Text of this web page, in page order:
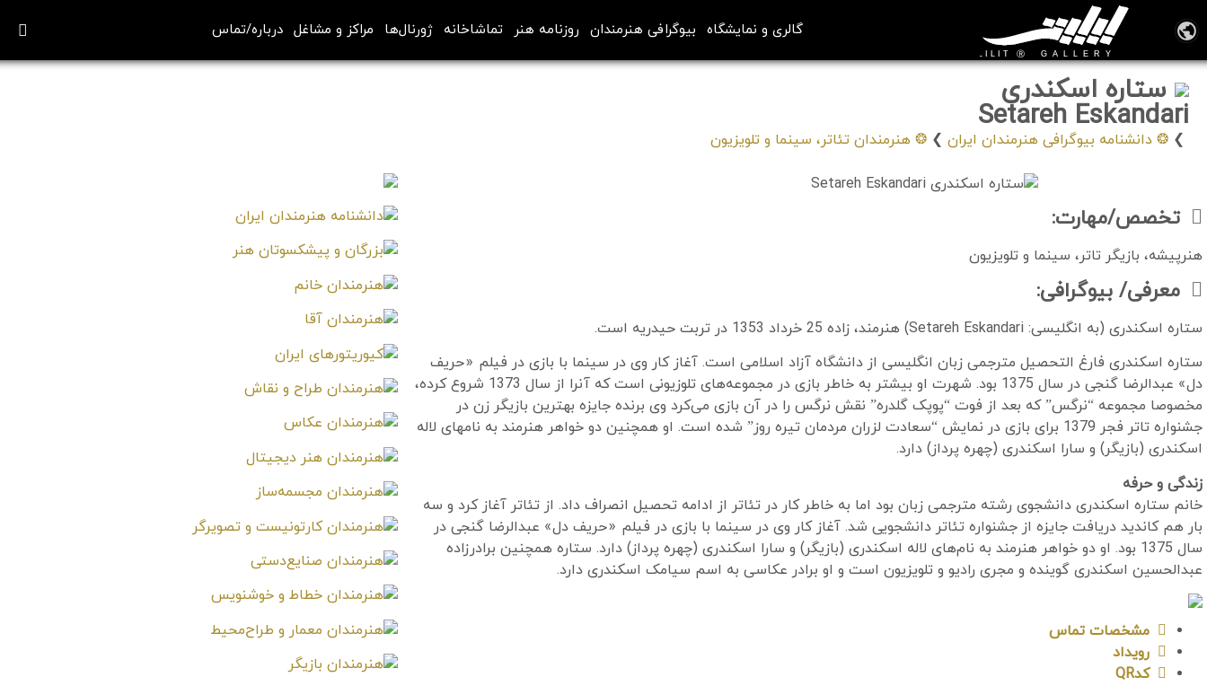
گالری و نمایشگاه بیوگرافی هنرمندان روزنامه هنر تماشاخانه ژورنال‌ها مراکز و مشاغل درباره/تماس
ستاره اسکندری
Setareh Eskandari
❯ ❂ دانشنامه بیوگرافی هنرمندان ایران ❯ ❂ هنرمندان تئاتر، سینما و تلویزیون
تخصص/مهارت:
هنرپیشه، بازیگر تاتر، سینما و تلویزیون
معرفی/ بیوگرافی:
ستاره اسکندری (به انگلیسی: Setareh Eskandari) هنرمند، زاده 25 خرداد 1353 در تربت حیدریه است.
ستاره اسکندری فارغ التحصیل مترجمی زبان انگلیسی از دانشگاه آزاد اسلامی است. آغاز کار وی در سینما با بازی در فیلم «حریف
دل» عبدالرضا گنجی در سال 1375 بود. شهرت او بیشتر به خاطر بازی در مجموعه‌های تلوزیونی است که آنرا از سال 1373 شروع کرده،
مخصوصا مجموعه “نرگس” که بعد از فوت “پوپک گلدره” نقش نرگس را در آن بازی می‌کرد وی برنده جایزه بهترین بازیگر زن در
جشنواره تاتر فجر 1379 برای بازی در نمایش “سعادت لزران مردمان تیره روز” شده است. او همچنین دو خواهر هنرمند به نامهای لاله
اسکندری (بازیگر) و سارا اسکندری (چهره پرداز) دارد.
زندگی و حرفه
خانم ستاره اسکندری دانشجوی رشته مترجمی زبان بود اما به خاطر کار در تئاتر از ادامه تحصیل انصراف داد. از تئاتر آغاز کرد و سه
بار هم کاندید دریافت جایزه از جشنواره تئاتر دانشجویی شد. آغاز کار وی در سینما با بازی در فیلم «حریف دل» عبدالرضا گنجی در
سال 1375 بود. او دو خواهر هنرمند به نام‌های لاله اسکندری (بازیگر) و سارا اسکندری (چهره پرداز) دارد. ستاره همچنین برادرزاده
عبدالحسین اسکندری گوینده و مجری رادیو و تلویزیون است و او برادر عکاسی به اسم سیامک اسکندری دارد.
مشخصات تماس
رویداد
کدQR